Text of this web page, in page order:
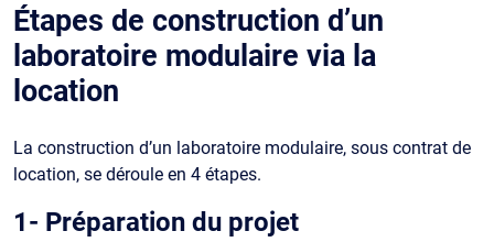
Étapes de construction d’un
laboratoire modulaire via la
location
La construction d’un laboratoire modulaire, sous contrat de
location, se déroule en 4 étapes.
1- Préparation du projet